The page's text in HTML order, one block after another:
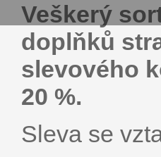
Veškerý
doplňků
slevového
20 %.
Sleva se